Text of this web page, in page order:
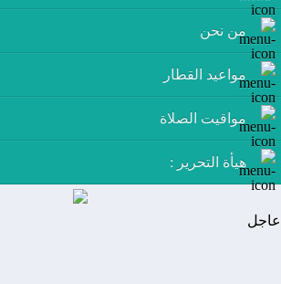
من نحن
مواعيد القطار
مواقيت الصلاة
هيأة التحرير :
عاجل